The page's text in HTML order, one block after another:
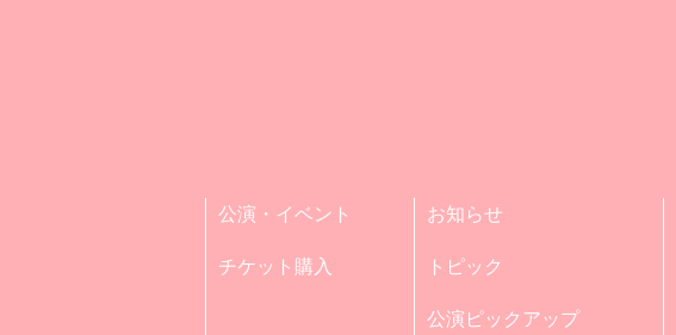
公演・イベント
チケット購入
お知らせ
トピック
公演ピックアップ